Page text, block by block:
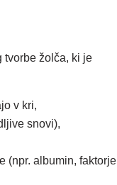
tvorbe žolča, ki je
v kri,
snovi),
(npr. albumin, faktorje